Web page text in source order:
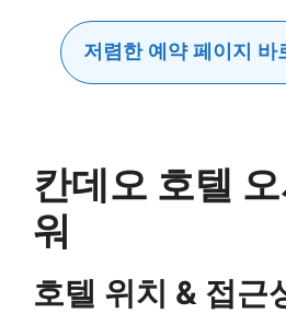
저렴한 예약 페이지
칸데오 호텔
워
호텔 위치 & 접근